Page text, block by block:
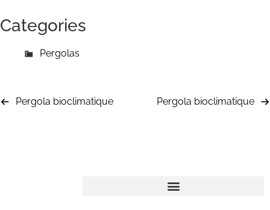
Categories
Pergolas
Pergola bioclimatique Pergola bioclimatique